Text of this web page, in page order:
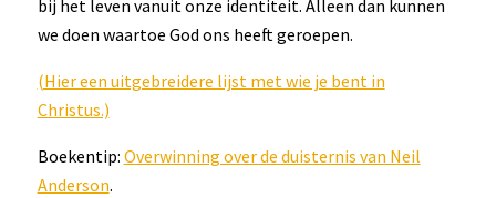
bij het leven vanuit onze identiteit. Alleen dan kunnen
we doen waartoe God ons heeft geroepen.
(Hier een uitgebreidere lijst met wie je bent in
Christus.)
Boekentip: Overwinning over de duisternis van Neil
Anderson.